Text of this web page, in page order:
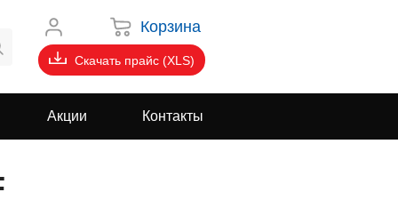
Корзина
Скачать прайс (XLS)
Акции Контакты